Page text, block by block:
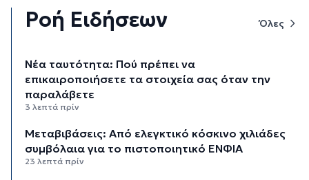
Ροή Ειδήσεων Όλες
Νέα ταυτότητα: Πού πρέπει να
επικαιροποιήσετε τα στοιχεία σας όταν την
παραλάβετε
3 λεπτά πρίν
Μεταβιβάσεις: Από ελεγκτικό κόσκινο χιλιάδες
συμβόλαια για το πιστοποιητικό ΕΝΦΙΑ
23 λεπτά πρίν